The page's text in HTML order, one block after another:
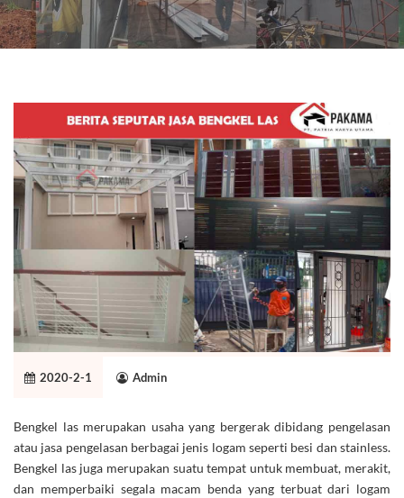
2020-2-1 Admin
Bengkel las merupakan usaha yang bergerak dibidang pengelasan
atau jasa pengelasan berbagai jenis logam seperti besi dan stainless.
Bengkel las juga merupakan suatu tempat untuk membuat, merakit,
dan memperbaiki segala macam benda yang terbuat dari logam